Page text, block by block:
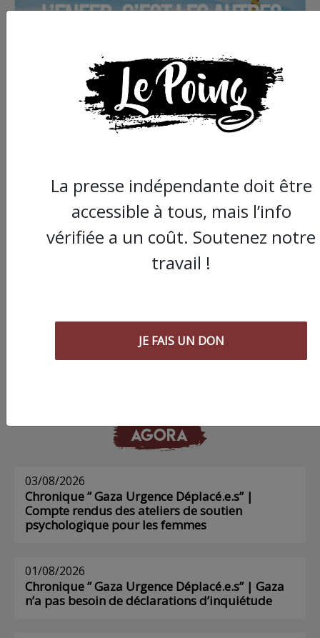
AGORA
03/08/2026
Chronique ” Gaza Urgence Déplacé.e.s” |
Compte rendus des ateliers de soutien
psychologique pour les femmes
01/08/2026
Chronique ” Gaza Urgence Déplacé.e.s” | Gaza
n’a pas besoin de déclarations d’inquiétude
La presse indépendante doit être
accessible à tous, mais l’info
vérifiée a un coût. Soutenez notre
travail !
JE FAIS UN DON